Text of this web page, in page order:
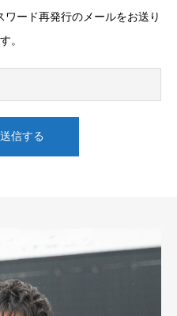
ード再発行のメールをお送り
。